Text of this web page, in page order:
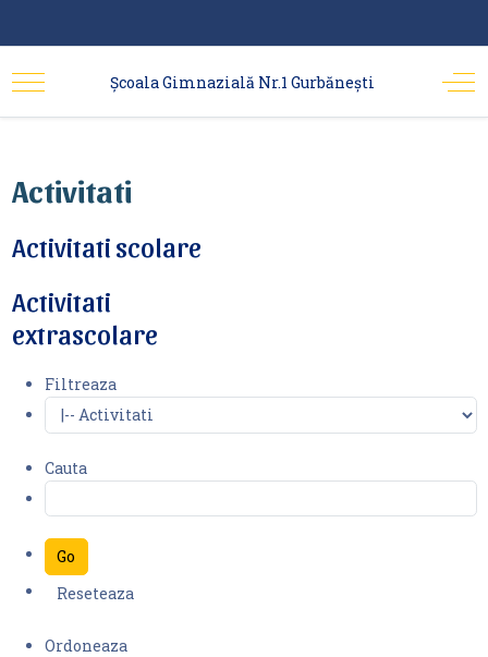
Școala Gimnazială Nr.1 Gurbănești
Activitati
Activitati scolare
Activitati
extrascolare
Filtreaza
Cauta
Ordoneaza